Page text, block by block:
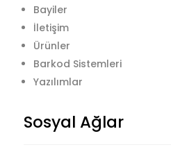
Bayiler
İletişim
Ürünler
Barkod Sistemleri
Yazılımlar
Sosyal Ağlar